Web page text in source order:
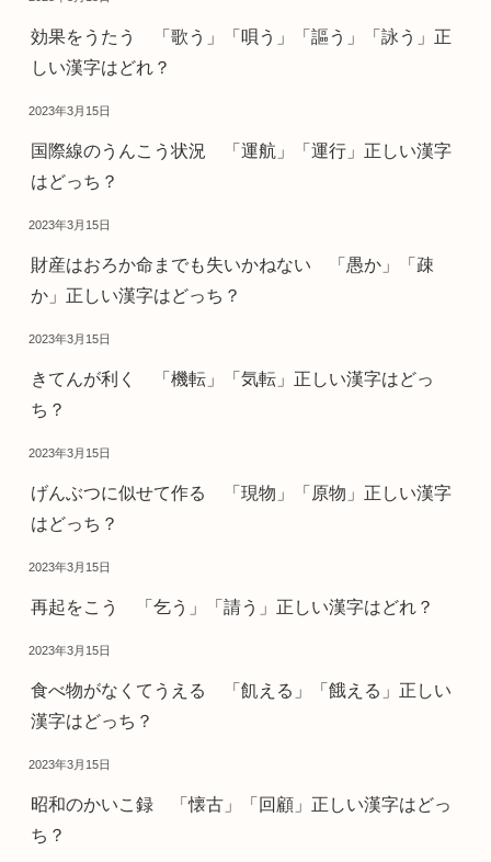
効果をうたう 「歌う」「唄う」「謳う」「詠う」正
しい漢字はどれ？
2023年3月15日
国際線のうんこう状況 「運航」「運行」正しい漢字
はどっち？
2023年3月15日
財産はおろか命までも失いかねない 「愚か」「疎
か」正しい漢字はどっち？
2023年3月15日
きてんが利く 「機転」「気転」正しい漢字はどっ
ち？
2023年3月15日
げんぶつに似せて作る 「現物」「原物」正しい漢字
はどっち？
2023年3月15日
再起をこう 「乞う」「請う」正しい漢字はどれ？
2023年3月15日
食べ物がなくてうえる 「飢える」「餓える」正しい
漢字はどっち？
2023年3月15日
昭和のかいこ録 「懐古」「回顧」正しい漢字はどっ
ち？